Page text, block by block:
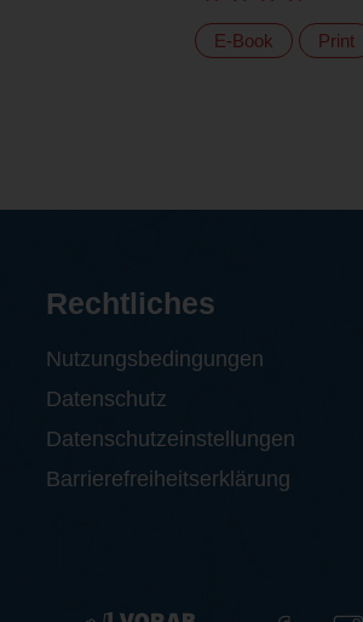
E-Book Print
Rechtliches
Nutzungsbedingungen
Datenschutz
Datenschutzeinstellungen
Barrierefreiheitserklärung